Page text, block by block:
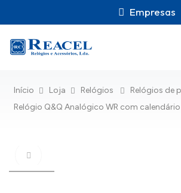
Empresas
Início Loja Relógios Relógios de
Relógio Q&Q Analógico WR com calendário